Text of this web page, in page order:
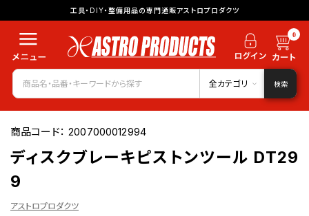
工具・DIY・整備用品の専門通販アストロプロダクツ
0
全カテゴリ 検索
商品コード：2007000012994
ディスクブレーキピストンツール DT29
9
アストロプロダクツ